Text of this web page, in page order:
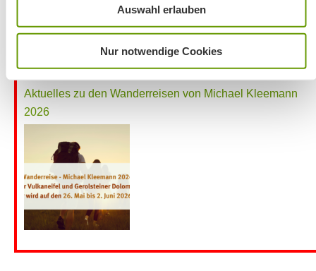
Auswahl erlauben
Nur notwendige Cookies
Aktuelles zu den Wanderreisen von Michael Kleemann
2026